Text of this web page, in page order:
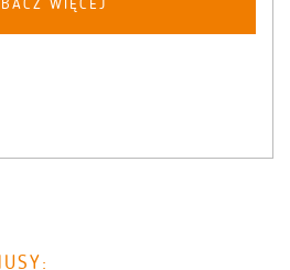
WIĘCEJ